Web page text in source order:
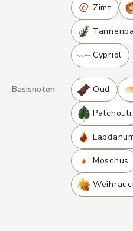
Zimt
Cypriol
Basisnoten Oud
Patchouli
Moschus